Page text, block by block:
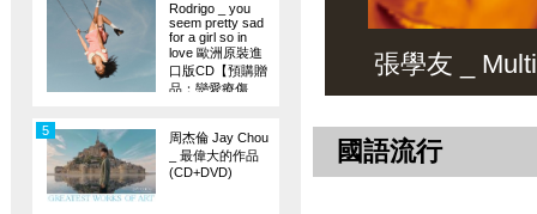
Rodrigo _ you
seem pretty sad
for a girl so in
love 歐洲原裝進
口版CD【預購贈
品：戀愛療傷
周杰倫 Jay Chou
_ 最偉大的作品
(CD+DVD)
5
張學友 _
國語流行